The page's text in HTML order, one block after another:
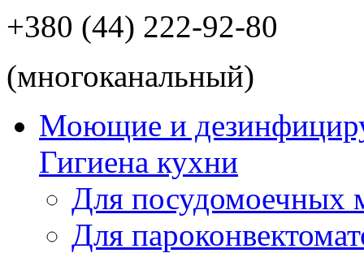
+380 (44) 222-92-80
(многоканальный)
Моющие и
Гигиена кухни
Для посудомоечных
Для